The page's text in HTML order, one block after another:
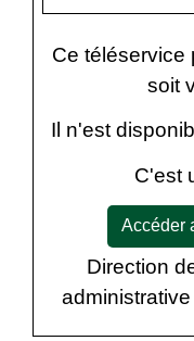
Ce téléservice
soit
Il n'est
C'est
Accéder
Direction